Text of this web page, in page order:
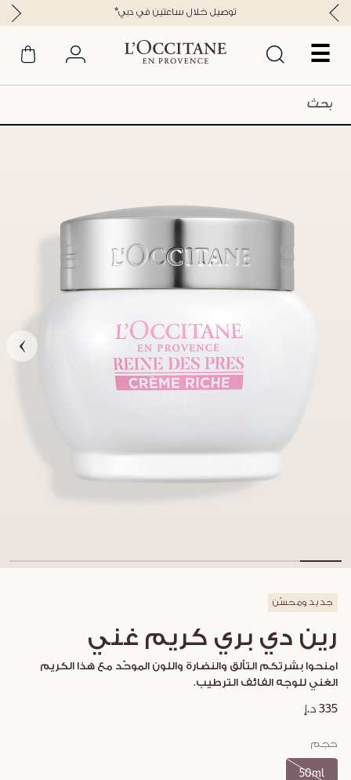
☰
*توصيل خلال ساعتين في دبي
جديد ومحسّن
رين دي بري كريم غني
امنحوا بشرتكم التألق والنضارة واللون الموحّد مع هذا الكريم
الغني للوجه الفائف الترطيب.
335 د.إ
حجم
50ml